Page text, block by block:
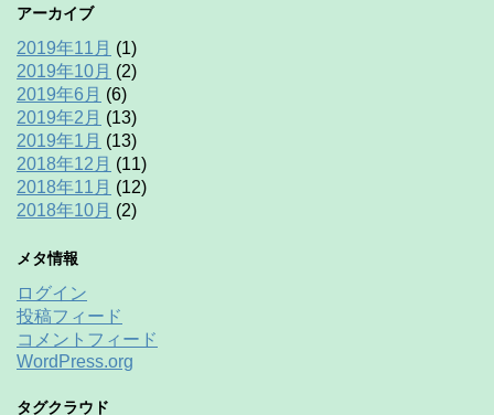
アーカイブ
2019年11月 (1)
2019年10月 (2)
2019年6月 (6)
2019年2月 (13)
2019年1月 (13)
2018年12月 (11)
2018年11月 (12)
2018年10月 (2)
メタ情報
ログイン
投稿フィード
コメントフィード
WordPress.org
タグクラウド